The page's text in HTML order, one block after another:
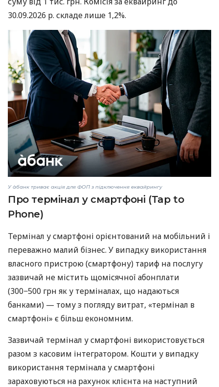
30.09.2026 р. складе лише 1,2%.
У àбанк триває акція для ФОП з підключення еквайрингу
Про термінал у смартфоні (Tap to
Phone)
Термінал у смартфоні орієнтований на мобільний і
переважно малий бізнес. У випадку використання
власного пристрою (смартфону) тариф на послугу
зазвичай не містить щомісячної абонплати
(300−500 грн як у терміналах, що надаються
банками) — тому з погляду витрат, «термінал в
смартфоні» є більш економним.
Зазвичай термінал у смартфоні використовується
разом з касовим інтегратором. Кошти у випадку
використання термінала у смартфоні
зараховуються на рахунок клієнта на наступний